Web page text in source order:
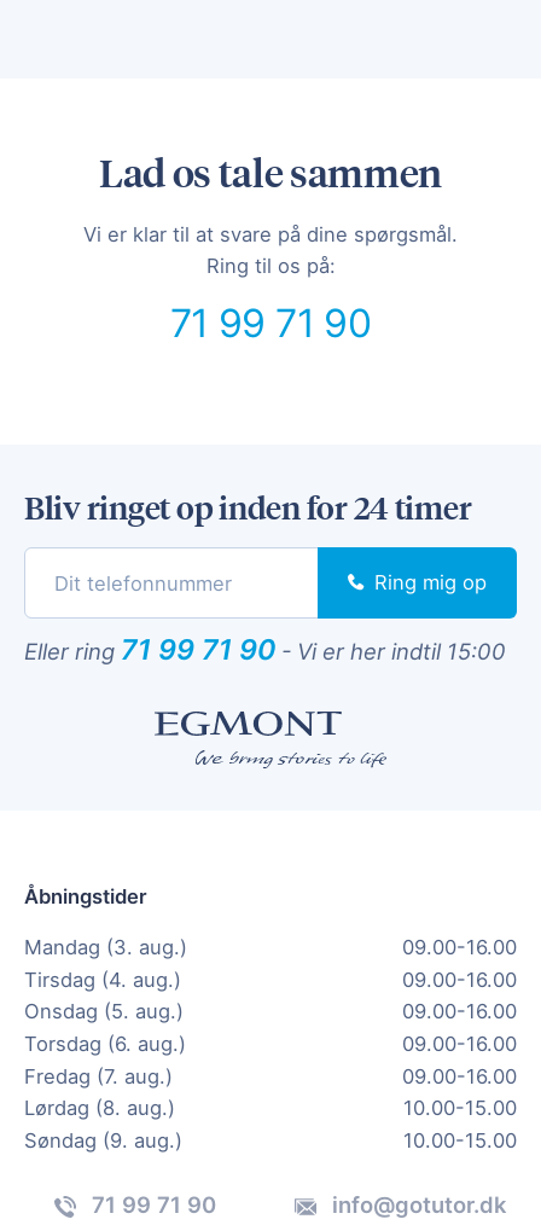
Lad os tale sammen
Vi er klar til at svare på dine spørgsmål.
Ring til os på:
71 99 71 90
Bliv ringet op inden for 24 timer
Ring mig op
Eller ring 71 99 71 90 - Vi er her indtil 15:00
Åbningstider
Mandag (3. aug.)
09.00-16.00
Tirsdag (4. aug.)
09.00-16.00
Onsdag (5. aug.)
09.00-16.00
Torsdag (6. aug.)
09.00-16.00
Fredag (7. aug.)
09.00-16.00
Lørdag (8. aug.)
10.00-15.00
Søndag (9. aug.)
10.00-15.00
71 99 71 90 info@gotutor.dk